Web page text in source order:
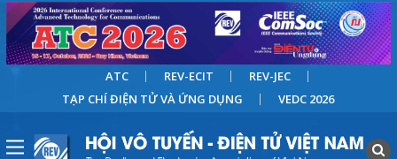
ATC REV-ECIT
REV-JEC
TẠP CHÍ ĐIỆN TỬ VÀ ỨNG DỤNG
VEDC 2026